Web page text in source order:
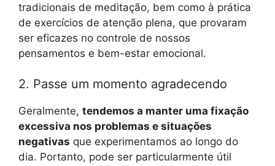
tradicionais de meditação, bem como à prática
de exercícios de atenção plena, que provaram
ser eficazes no controle de nossos
pensamentos e bem-estar emocional.
2. Passe um momento agradecendo
Geralmente, tendemos a manter uma fixação
excessiva nos problemas e situações
negativas que experimentamos ao longo do
dia. Portanto, pode ser particularmente útil